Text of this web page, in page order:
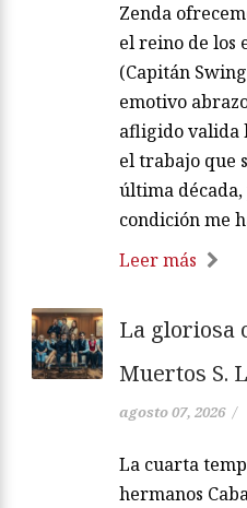
Zenda
el reino de los
(Capitán
emotivo
afligido valida
el trabajo que
última década,
condición me
Leer más
La gloriosa
Muertos S.
agosto 07, 2026 /
La cuarta
hermanos